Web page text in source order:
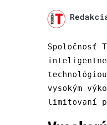
Spoločnosť
vysokým
limitovaní